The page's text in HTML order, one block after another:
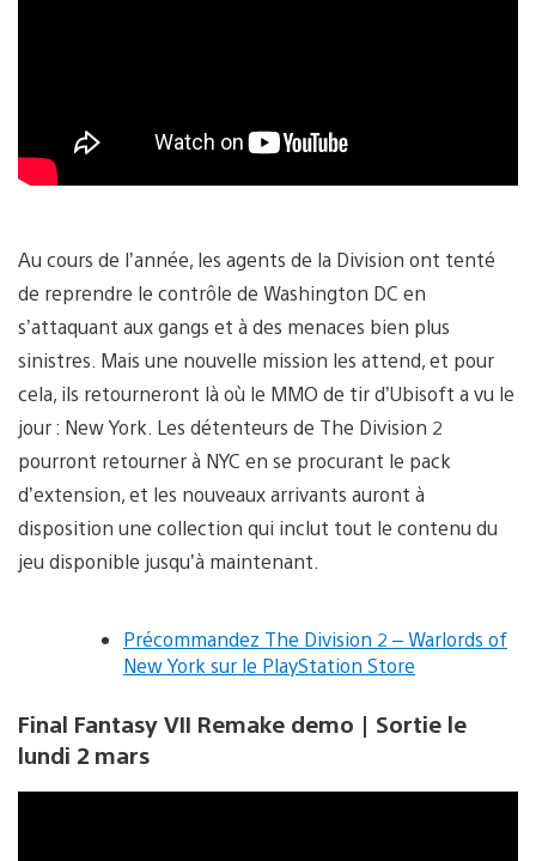
Au cours de l’année, les agents de la Division ont tenté
de reprendre le contrôle de Washington DC en
s’attaquant aux gangs et à des menaces bien plus
sinistres. Mais une nouvelle mission les attend, et pour
cela, ils retourneront là où le MMO de tir d’Ubisoft a vu le
jour : New York. Les détenteurs de The Division 2
pourront retourner à NYC en se procurant le pack
d’extension, et les nouveaux arrivants auront à
disposition une collection qui inclut tout le contenu du
jeu disponible jusqu’à maintenant.
Précommandez The Division 2 – Warlords of
New York sur le PlayStation Store
Final Fantasy VII Remake demo | Sortie le
lundi 2 mars